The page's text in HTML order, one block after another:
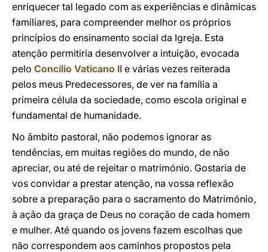
enriquecer tal legado com as experiências e dinâmicas
familiares, para compreender melhor os próprios
princípios do ensinamento social da Igreja. Esta
atenção permitiria desenvolver a intuição, evocada
pelo Concílio Vaticano II e várias vezes reiterada
pelos meus Predecessores, de ver na família a
primeira célula da sociedade, como escola original e
fundamental de humanidade.
No âmbito pastoral, não podemos ignorar as
tendências, em muitas regiões do mundo, de não
apreciar, ou até de rejeitar o matrimónio. Gostaria de
vos convidar a prestar atenção, na vossa reflexão
sobre a preparação para o sacramento do Matrimónio,
à ação da graça de Deus no coração de cada homem
e mulher. Até quando os jovens fazem escolhas que
não correspondem aos caminhos propostos pela